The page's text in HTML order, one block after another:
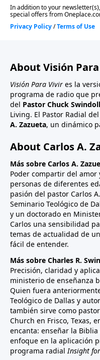
About Visión
Visión Para Vivir es la
programa de radio que
del Pastor Chuck Swindoll
Living. El Pastor Radial
A. Zazueta, un dinámico
About Carlos A.
Más sobre Carlos A.
Poder compartir del amor
personas de diferentes
pasión del pastor Carlos
Seminario Teológico de
y un doctorado en
Carlos una sensibilidad
temas de actualidad de
fácil de entender.
Más sobre Charles R.
Precisión, claridad y
ministerio de enseñanza
Quien fuera
Teológico de Dallas y
también sirve como
Church en Frisco, Texas,
encanta: enseñar la
enfoque en la aplicación
programa radialInsight